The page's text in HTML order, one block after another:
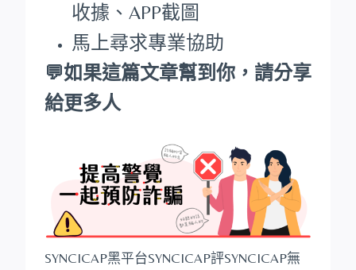
收據、APP截圖
馬上尋求專業協助
💬如果這篇文章幫到你，請分享
給更多人
SYNCICAP黑平台SYNCICAP評SYNCICAP無